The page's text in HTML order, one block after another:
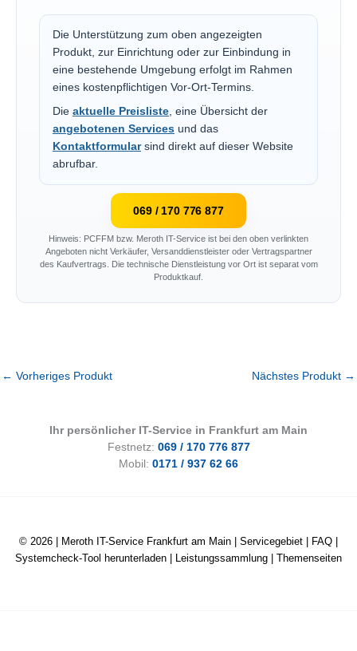
Die Unterstützung zum oben angezeigten
Produkt, zur Einrichtung oder zur Einbindung in
eine bestehende Umgebung erfolgt im Rahmen
eines kostenpflichtigen Vor-Ort-Termins.
Die aktuelle Preisliste , eine Übersicht der
angebotenen Services und das
Kontaktformularsind direkt auf dieser Website
abrufbar.
069 / 170 776 877
Hinweis: PCFFM bzw. Meroth IT-Service ist bei den oben verlinkten
Angeboten nicht Verkäufer, Versanddienstleister oder Vertragspartner
des Kaufvertrags. Die technische Dienstleistung vor Ort ist separat vom
Produktkauf.
← Vorheriges Produkt Nächstes Produkt →
Ihr persönlicher IT-Service in Frankfurt am Main
Festnetz: 069 / 170 776 877
Mobil: 0171 / 937 62 66
© 2026 | Meroth IT-Service Frankfurt am Main Servicegebiet FAQ
Systemcheck-Tool herunterladen
Leistungssammlung Themenseiten